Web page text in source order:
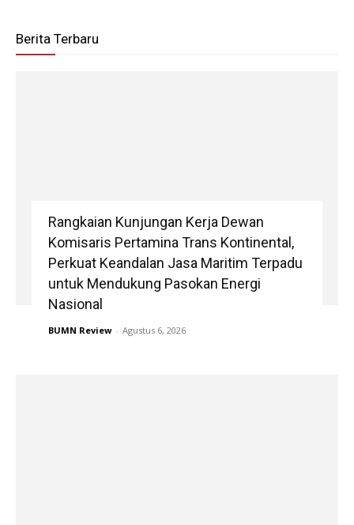
Berita Terbaru
Rangkaian Kunjungan Kerja Dewan
Komisaris Pertamina Trans Kontinental,
Perkuat Keandalan Jasa Maritim Terpadu
untuk Mendukung Pasokan Energi
Nasional
BUMN Review - Agustus 6, 2026